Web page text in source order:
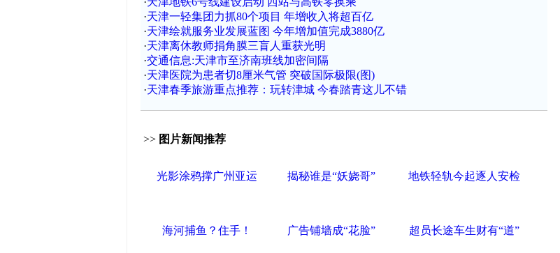
·天津一轻集团力抓80个项目 年增收入将超百亿
·天津绘就服务业发展蓝图 今年增加值完成3880亿
·天津离休教师捐角膜三盲人重获光明
·交通信息:天津市至济南班线加密间隔
·天津医院为患者切8厘米气管 突破国际极限(图)
·天津春季旅游重点推荐：玩转津城 今春踏青这儿不错
>> 图片新闻推荐
光影涂鸦撑广州亚运 揭秘谁是“妖娆哥” 地铁轻轨今起逐人安检
海河捕鱼？住手！ 广告铺墙成“花脸” 超员长途车生财有“道”